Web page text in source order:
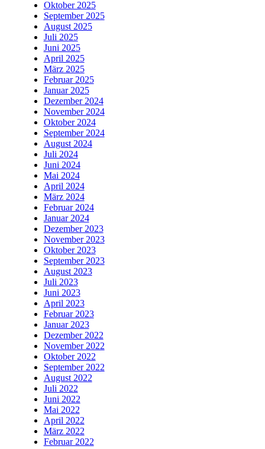
Oktober 2025
September 2025
August 2025
Juli 2025
Juni 2025
April 2025
März 2025
Februar 2025
Januar 2025
Dezember 2024
November 2024
Oktober 2024
September 2024
August 2024
Juli 2024
Juni 2024
Mai 2024
April 2024
März 2024
Februar 2024
Januar 2024
Dezember 2023
November 2023
Oktober 2023
September 2023
August 2023
Juli 2023
Juni 2023
April 2023
Februar 2023
Januar 2023
Dezember 2022
November 2022
Oktober 2022
September 2022
August 2022
Juli 2022
Juni 2022
Mai 2022
April 2022
März 2022
Februar 2022